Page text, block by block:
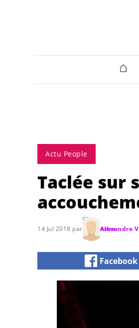
Actu People
Taclée sur
14 Jul 2018 par Alexandre V
Facebook